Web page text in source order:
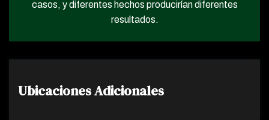
casos, y diferentes hechos producirían diferentes
resultados.
Ubicaciones Adicionales